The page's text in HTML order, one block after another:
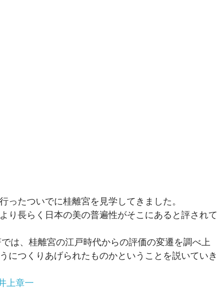
ったついでに桂離宮を見学してきました。
り長らく日本の美の普遍性がそこにあると評されて
は、桂離宮の江戸時代からの評価の変遷を調べ上
につくりあげられたものかということを説いていき
上章一